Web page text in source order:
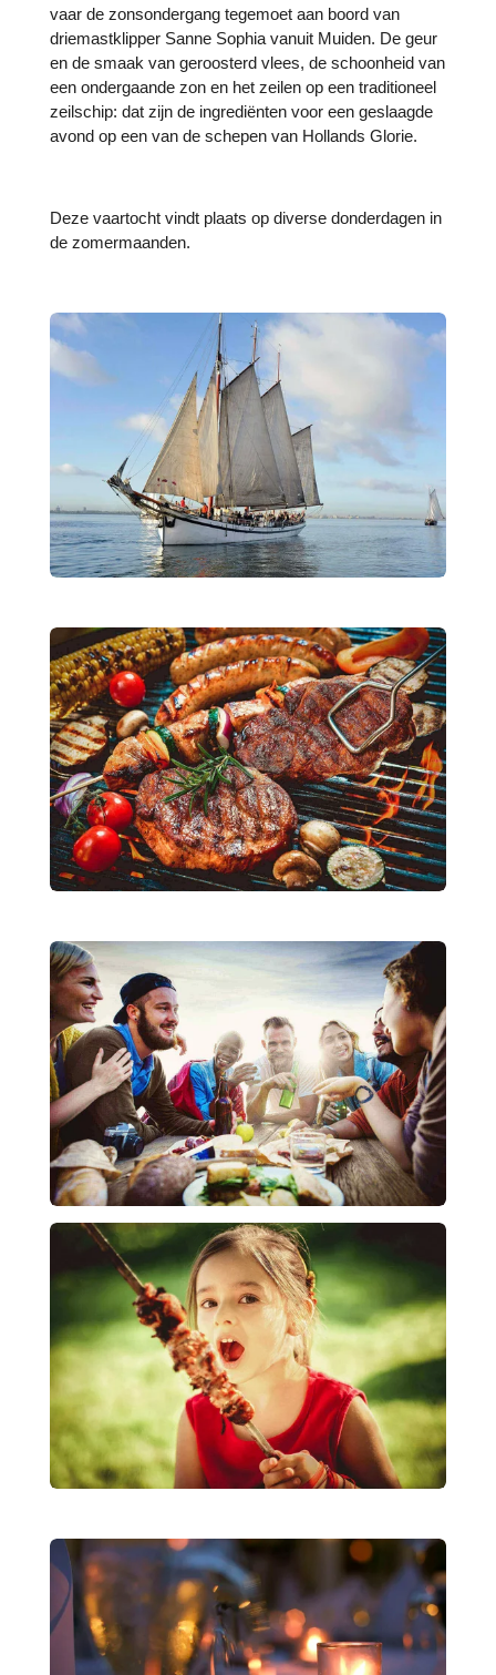
vaar de zonsondergang tegemoet aan boord van
driemastklipper Sanne Sophia vanuit Muiden. De geur
en de smaak van geroosterd vlees, de schoonheid van
een ondergaande zon en het zeilen op een traditioneel
zeilschip: dat zijn de ingrediënten voor een geslaagde
avond op een van de schepen van Hollands Glorie.
Deze vaartocht vindt plaats op diverse donderdagen in
de zomermaanden.